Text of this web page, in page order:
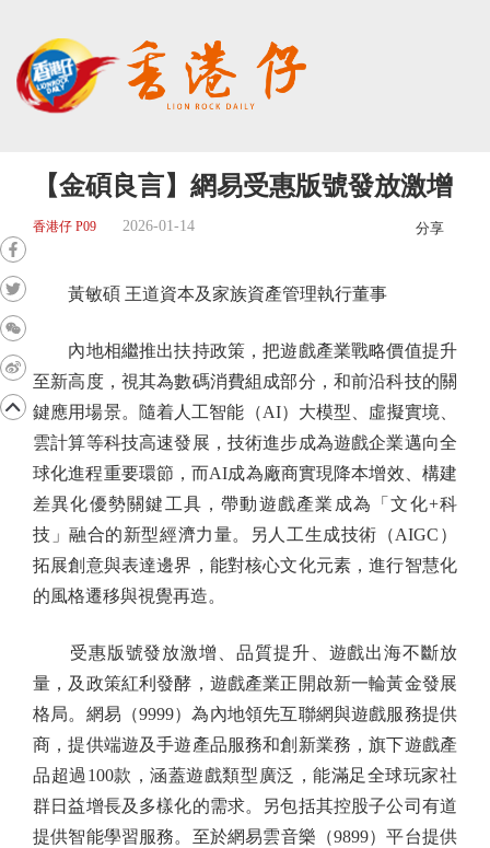
【金碩良言】網易受惠版號發放激增
香港仔 P09 2026-01-14 分享
黃敏碩 王道資本及家族資產管理執行董事
內地相繼推出扶持政策，把遊戲產業戰略價值提升
至新高度，視其為數碼消費組成部分，和前沿科技的關
鍵應用場景。隨着人工智能（AI）大模型、虛擬實境、
雲計算等科技高速發展，技術進步成為遊戲企業邁向全
球化進程重要環節，而AI成為廠商實現降本增效、構建
差異化優勢關鍵工具，帶動遊戲產業成為「文化+科
技」融合的新型經濟力量。另人工生成技術（AIGC）
拓展創意與表達邊界，能對核心文化元素，進行智慧化
的風格遷移與視覺再造。
受惠版號發放激增、品質提升、遊戲出海不斷放
量，及政策紅利發酵，遊戲產業正開啟新一輪黃金發展
格局。網易（9999）為內地領先互聯網與遊戲服務提供
商，提供端遊及手遊產品服務和創新業務，旗下遊戲產
品超過100款，涵蓋遊戲類型廣泛，能滿足全球玩家社
群日益增長及多樣化的需求。另包括其控股子公司有道
提供智能學習服務。至於網易雲音樂（9899）平台提供